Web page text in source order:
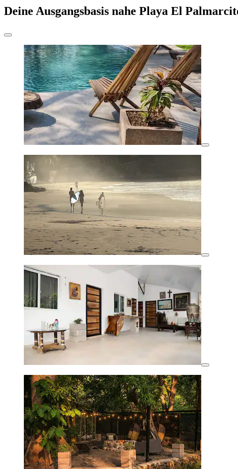
Deine Ausgangsbasis nahe Playa El